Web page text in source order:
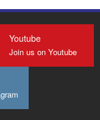
Youtube
Join us on Youtube